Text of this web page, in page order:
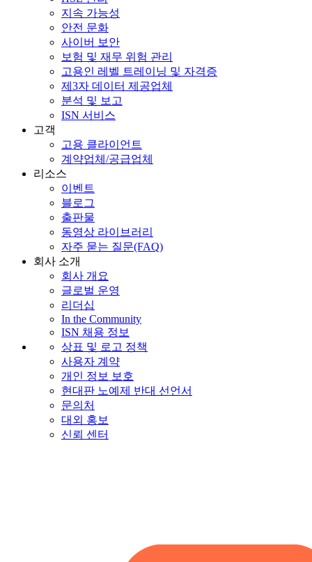
지속 가능성
안전 문화
사이버 보안
보험 및 재무 위험 관리
고용인 레벨 트레이닝 및 자격증
제3자 데이터 제공업체
분석 및 보고
ISN 서비스
고객
고용 클라이언트
계약업체/공급업체
리소스
이벤트
블로그
출판물
동영상 라이브러리
자주 묻는 질문(FAQ)
회사 소개
회사 개요
글로벌 운영
리더십
In the Community
ISN 채용 정보
상표 및 로고 정책
사용자 계약
개인 정보 보호
현대판 노예제 반대 선언서
문의처
대외 홍보
신뢰 센터